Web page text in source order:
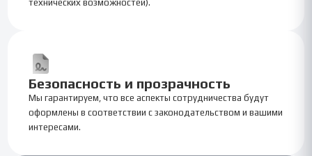
технических возможностей).
Безопасность и прозрачность
Мы гарантируем, что все аспекты сотрудничества будут
оформлены в соответствии с законодательством и вашими
интересами.